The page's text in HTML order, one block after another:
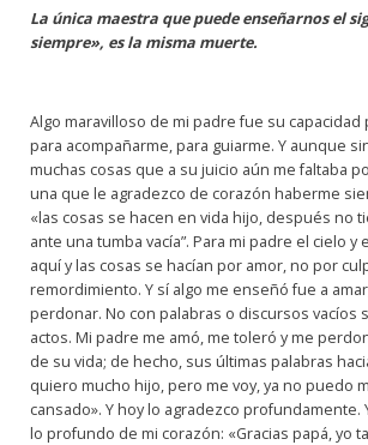
La única maestra que puede enseñarnos el
siempre», es la misma muerte.
Algo maravilloso de mi padre fue su
para acompañarme, para guiarme. Y aunque
muchas cosas que a su juicio aún me faltaba
una que le agradezco de corazón haberme
«las cosas se hacen en vida hijo, después no
ante una tumba vacía”. Para mi padre el cielo
aquí y las cosas se hacían por amor, no por
remordimiento. Y sí algo me enseñó fue a
perdonar. No con palabras o discursos vacíos
actos. Mi padre me amó, me toleró y me
de su vida; de hecho, sus últimas palabras
quiero mucho hijo, pero me voy, ya no puedo
cansado». Y hoy lo agradezco profundamente.
lo profundo de mi corazón: «Gracias papá, yo